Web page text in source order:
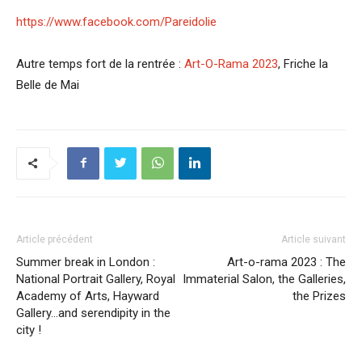
https://www.facebook.com/Pareidolie
Autre temps fort de la rentrée : Art-O-Rama 2023, Friche la
Belle de Mai
Article précédent
Summer break in London :
National Portrait Gallery, Royal
Academy of Arts, Hayward
Gallery…and serendipity in the
city !
Article suivant
Art-o-rama 2023 : The
Immaterial Salon, the Galleries,
the Prizes